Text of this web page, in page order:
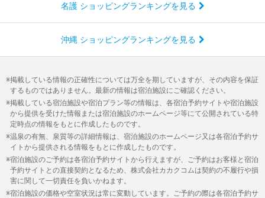
名護 ショッピングランキングを見る
沖縄 ショッピングランキングを見る
掲載している情報の正確性については万全を期していますが、その内容を保証
するものではありません。最新の情報は宿泊施設にご確認ください。
掲載している宿泊施設や宿泊プラン等の情報は、各宿泊予約サイトや宿泊施設
から提供を受けた情報または宿泊施設のホームページ等にて公開されている特
定時点の情報をもとに作成したものです。
温泉の有無、泉質等の詳細情報は、宿泊施設のホームページ又は各宿泊予約サ
イトから提供される情報をもとに作成したものです。
宿泊施設のご予約は各宿泊予約サイトから行えますが、ご予約はお客様と宿泊
予約サイトとの直接契約となるため、株式会社カカクコムは契約の不履行や損
害に関して一切責任を負いかねます。
宿泊施設の価格や空室状況は常に変動しています。ご予約の際は各宿泊予約サ